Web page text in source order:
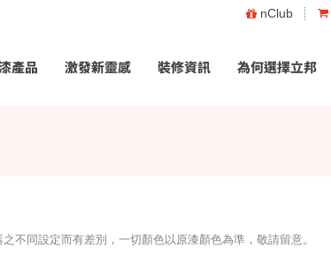
nClub
產品 激發新靈感 裝修資訊 為何選擇立邦
不同設定而有差別，一切顏色以原漆顏色為準，敬請留意。